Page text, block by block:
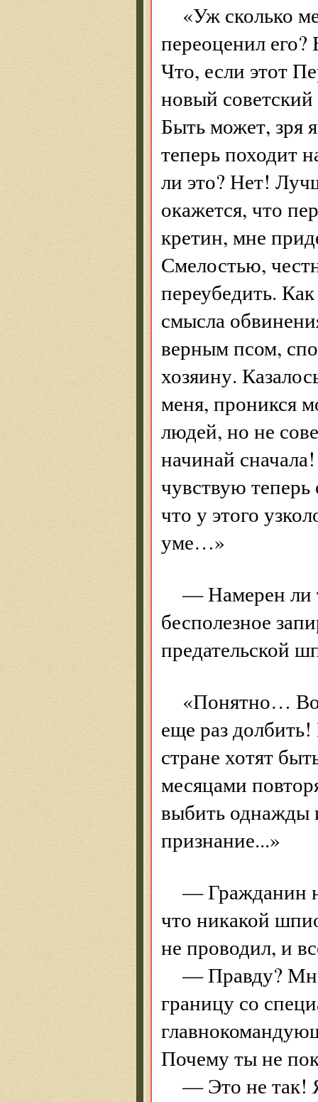
«Уж сколько
переоценил
Что, если этот
новый
Быть может, зря
теперь походит
ли это? Нет!
окажется, что
кретин, мне
Смелостью,
переубедить.
смысла
верным псом,
хозяину.
меня, проникся
людей, но не
начинай
чувствую теперь
что у этого
уме…»
— Намерен ли
бесполезное
предательской
«Понятно…
еще раз
стране хотят
месяцами
выбить однажды
признание...»
— Гражданин
что никакой
не проводил, и
— Правду?
границу со
Почему ты не
— Это не так!